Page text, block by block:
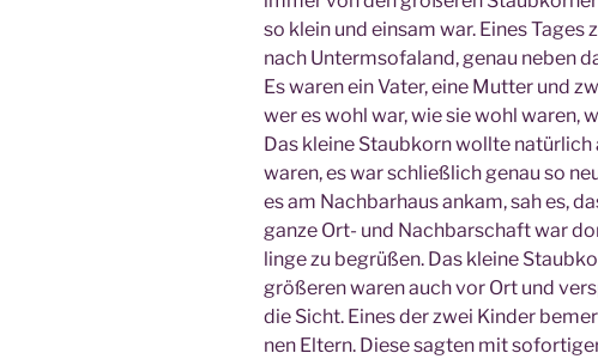
so klein und ein­sam war. Eines
nach Unterm­so­fa­land, genau neben
Es waren ein Vater, eine Mut­ter und
wer es wohl war, wie sie wohl waren,
Das klei­ne Staub­korn woll­te natür­lich
waren, es war schließ­lich genau so
es am Nach­bar­haus ankam, sah es,
gan­ze Ort- und Nach­bar­schaft war
lin­ge zu begrü­ßen. Das klei­ne
grö­ße­ren waren auch vor Ort und
die Sicht. Eines der zwei Kin­der
nen Eltern. Die­se sag­ten mit